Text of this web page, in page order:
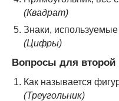
(Квадрат)
Знаки,
(Цифры)
Вопросы для
Как называется
(Треугольник)